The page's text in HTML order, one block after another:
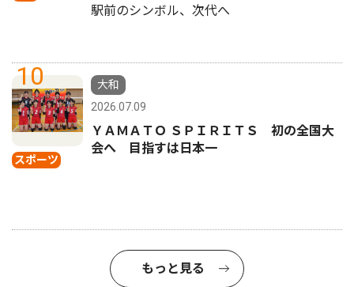
駅前のシンボル、次代へ
10
スポーツ
大和
2026.07.09
ＹＡＭＡＴＯ ＳＰＩＲＩＴＳ 初の全国大
会へ 目指すは日本一
もっと見る